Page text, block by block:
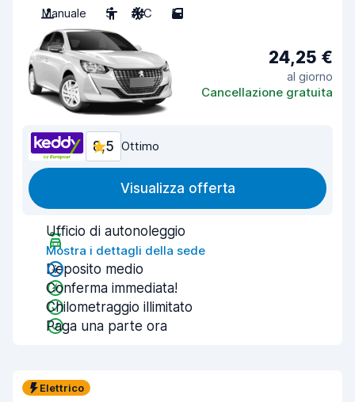
Manuale 5 A/C 5
24,25 €
al giorno
Cancellazione gratuita
8,5 Ottimo
Visualizza offerta
Ufficio di autonoleggio
Mostra i dettagli della sede
Deposito medio
Conferma immediata!
Chilometraggio illimitato
Paga una parte ora
Elettrico